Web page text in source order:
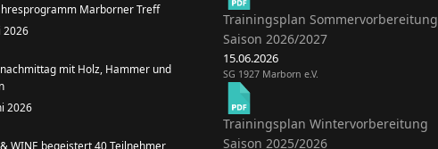
Marborner Treff
2026
mit Holz, Hammer und
2026
& WINE begeistert 40 Teilnehmer
Trainingsplan Sommervorbereitung
Saison 2026/2027
15.06.2026
SG 1927 Marborn e.V.
Trainingsplan Wintervorbereitung
Saison 2025/2026